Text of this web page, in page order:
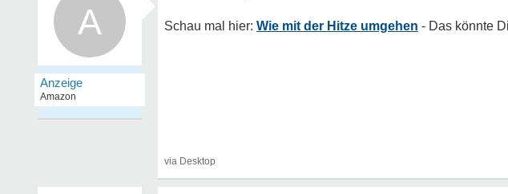
A Wie mit der Hitze umgehen